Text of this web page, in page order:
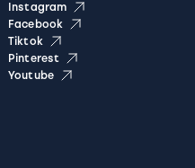
Instagram
Facebook
Tiktok
Pinterest
Youtube